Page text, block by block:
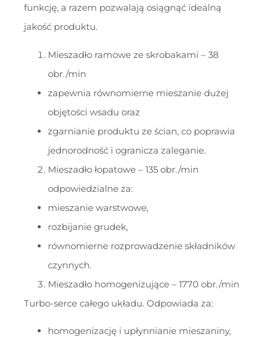
funkcję, a razem pozwalają osiągnąć idealną
jakość produktu.
Mieszadło ramowe ze skrobakami – 38
obr./min
zapewnia równomierne mieszanie dużej
objętości wsadu oraz
zgarnianie produktu ze ścian, co poprawia
jednorodność i ogranicza zaleganie.
Mieszadło łopatowe – 135 obr./min
odpowiedzialne za:
mieszanie warstwowe,
rozbijanie grudek,
równomierne rozprowadzenie składników
czynnych.
Mieszadło homogenizujące – 1770 obr./min
Turbo-serce całego układu. Odpowiada za:
homogenizację i upłynnianie mieszaniny,